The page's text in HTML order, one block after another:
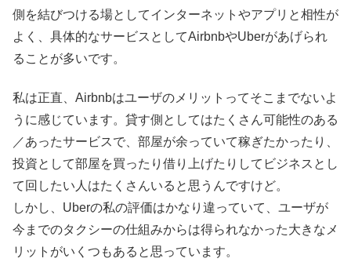
側を結びつける場としてインターネットやアプリと相性が
よく、具体的なサービスとしてAirbnbやUberがあげられ
ることが多いです。
私は正直、Airbnbはユーザのメリットってそこまでないよ
うに感じています。貸す側としてはたくさん可能性のある
／あったサービスで、部屋が余っていて稼ぎたかったり、
投資として部屋を買ったり借り上げたりしてビジネスとし
て回したい人はたくさんいると思うんですけど。
しかし、Uberの私の評価はかなり違っていて、ユーザが
今までのタクシーの仕組みからは得られなかった大きなメ
リットがいくつもあると思っています。